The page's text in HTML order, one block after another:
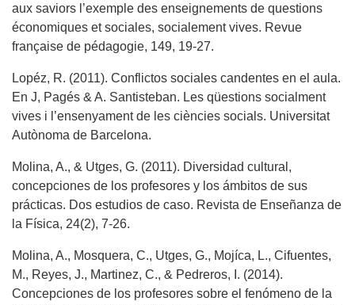
aux saviors l’exemple des enseignements de questions
économiques et sociales, socialement vives. Revue
française de pédagogie, 149, 19-27.
Lopéz, R. (2011). Conflictos sociales candentes en el aula.
En J, Pagés & A. Santisteban. Les qüestions socialment
vives i l’ensenyament de les ciències socials. Universitat
Autònoma de Barcelona.
Molina, A., & Utges, G. (2011). Diversidad cultural,
concepciones de los profesores y los ámbitos de sus
prácticas. Dos estudios de caso. Revista de Enseñanza de
la Física, 24(2), 7-26.
Molina, A., Mosquera, C., Utges, G., Mojíca, L., Cifuentes,
M., Reyes, J., Martinez, C., & Pedreros, I. (2014).
Concepciones de los profesores sobre el fenómeno de la